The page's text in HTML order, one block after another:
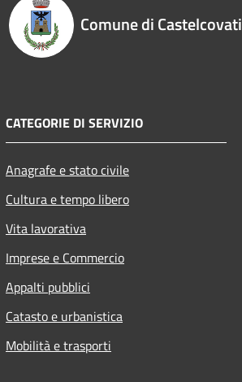
Comune di Castelcovati
CATEGORIE DI SERVIZIO
Anagrafe e stato civile
Cultura e tempo libero
Vita lavorativa
Imprese e Commercio
Appalti pubblici
Catasto e urbanistica
Mobilità e trasporti